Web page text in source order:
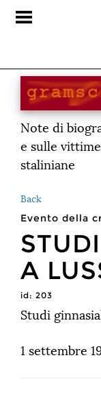
Note di
e sulle
staliniane
Back
Evento della
A
id: 203
Studi
1 settembre